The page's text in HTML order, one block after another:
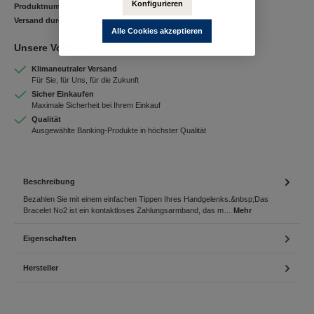
Produktnummer:
Versand durch:
TAPSTER
Unsere Vorteile
Klimaneutraler Versand
Für Sie, für Uns, für die Zukunft
Sicher Einkaufen
Maximale Sicherheit bei Ihrem Einkauf
Qualität
Ausgewählte Banking-Produkte in höchster Qualität
Beschreibung
Bezahlen Sie mit einem einfachen Tippen Ihres Handgelenks.&nbsp;Das
Bracelet No2 ist ein kontaktloses Zahlungsarmband, das m… Mehr
Eigenschaften
Hersteller
Konfigurieren
Alle Cookies akzeptieren